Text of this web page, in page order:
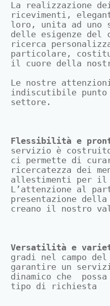
La realizzazione
ricevimenti,
loro, unita ad uno
delle esigenze del
ricerca
particolare,
il cuore della
Le nostre
indiscutibile
settore.
Flessibilità e
servizio è
ci permette di
ricercatezza dei
allestimenti per
L’attenzione al
presentazione
creano il nostro
Versatilità e
gradi nel campo
garantire un
dinamico che
tipo di richiesta